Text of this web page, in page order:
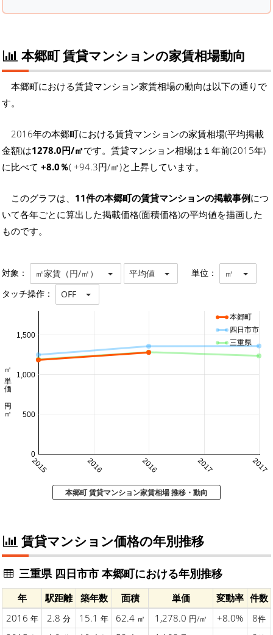
本郷町 賃貸マンションの家賃相場動向
本郷町における賃貸マンション家賃相場の動向は以下の通りで
す。
2016年の本郷町における賃貸マンションの家賃相場(平均掲載
金額)は1278.0円/㎡です。賃貸マンション相場は１年前(2015年)
に比べて +8.0％( +94.3円/㎡)と上昇しています。
このグラフは、 11件の本郷町の賃貸マンションの掲載事例につ
いて各年ごとに算出した掲載価格(面積価格)の平均値を描画した
ものです。
対象： ㎡家賃（円/㎡） 平均値 単位： ㎡
タッチ操作： OFF
2015 2016 2016 2017 2017
0
500
1,000
1,500
㎡単価 円/㎡
本郷町
四日市市
三重県
本郷町 賃貸マンション家賃相場 推移・動向
賃貸マンション価格の年別推移
三重県 四日市市 本郷町における年別推移
年 駅距離 築年数 面積 単価 変動率 件数
2016 年 2.8 分 15.1 年 62.4 ㎡ 1,278.0 円/㎡ +8.0% 8件